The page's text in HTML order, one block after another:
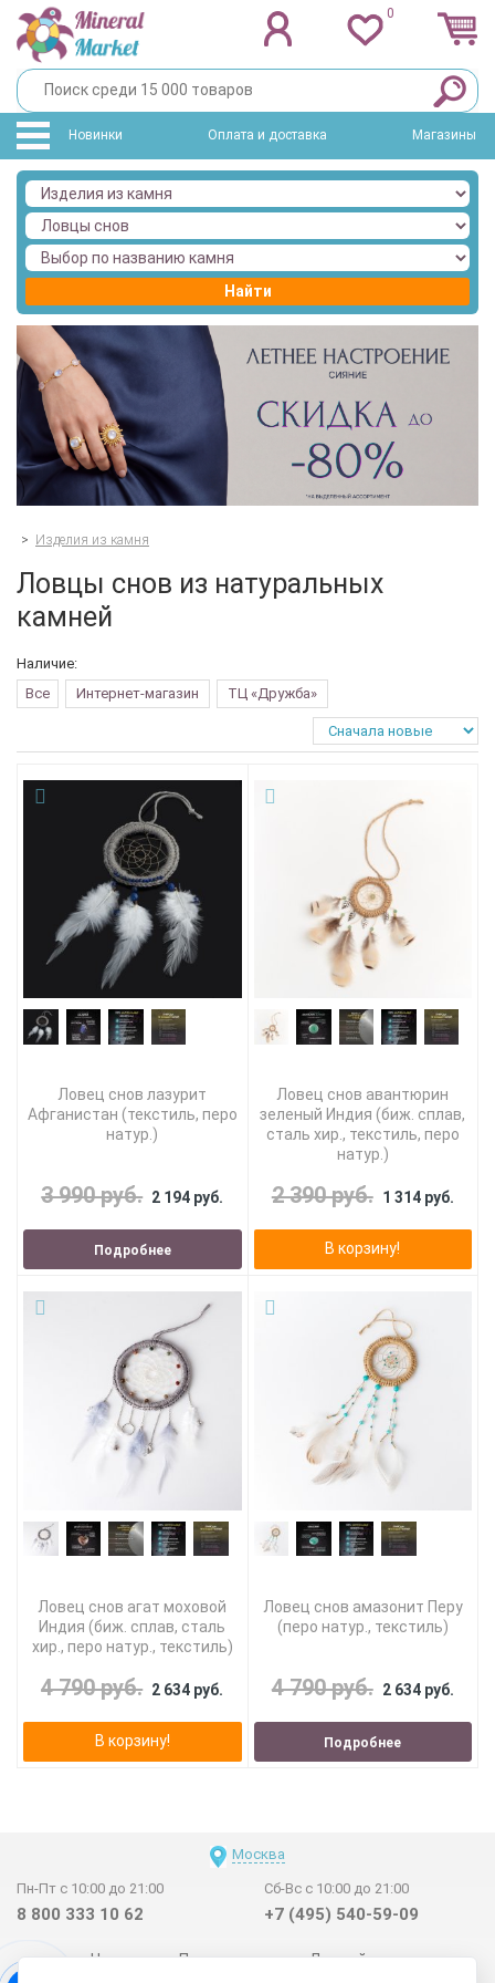
0
Новинки Оплата и доставка Магазины
Найти
> Изделия из камня
Ловцы снов из натуральных
камней
Наличие:
Все
Интернет-магазин ТЦ «Дружба»
Ловец снов лазурит
Афганистан (текстиль, перо
натур.)
3 990 руб. 2 194 руб.
Подробнее
Ловец снов авантюрин
зеленый Индия (биж. сплав,
сталь хир., текстиль, перо
натур.)
2 390 руб. 1 314 руб.
В корзину!
Ловец снов агат моховой
Индия (биж. сплав, сталь
хир., перо натур., текстиль)
4 790 руб. 2 634 руб.
В корзину!
Ловец снов амазонит Перу
(перо натур., текстиль)
4 790 руб. 2 634 руб.
Подробнее
Москва
Пн-Пт с 10:00 до 21:00
8 800 333 10 62
Сб-Вс с 10:00 до 21:00
+7 (495) 540-59-09
Новинки Поставщикам
Личный счет